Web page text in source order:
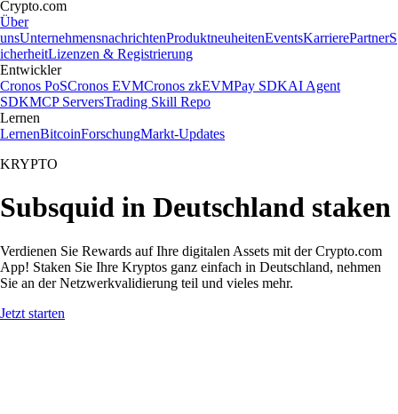
Crypto.com
Über
unsUnternehmensnachrichtenProduktneuheitenEventsKarrierePartnerS
icherheitLizenzen & Registrierung
Entwickler
Cronos PoSCronos EVMCronos zkEVMPay SDKAI Agent
SDKMCP ServersTrading Skill Repo
Lernen
LernenBitcoinForschungMarkt-Updates
KRYPTO
Subsquid in Deutschland staken
Verdienen Sie Rewards auf Ihre digitalen Assets mit der Crypto.com
App! Staken Sie Ihre Kryptos ganz einfach in Deutschland, nehmen
Sie an der Netzwerkvalidierung teil und vieles mehr.
Jetzt starten